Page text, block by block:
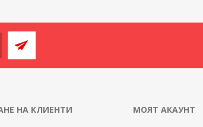
НА КЛИЕНТИ МОЯТ АКАУНТ